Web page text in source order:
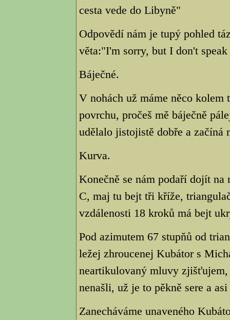
cesta vede do Libyně"
Odpovědí nám je tupý pohled
věta:"I'm sorry, but I don't
Báječné.
V nohách už máme něco
povrchu, pročeš mě báječně
udělalo jistojistě dobře a začíná
Kurva.
Konečně se nám podaří dojít na
C, maj tu bejt tři kříže,
vzdálenosti 18 kroků má bejt
Pod azimutem 67 stupňů od
ležej zhroucenej Kubátor s
neartikulovaný mluvy
nenašli, už je to pěkně sere a
Zanecháváme unaveného